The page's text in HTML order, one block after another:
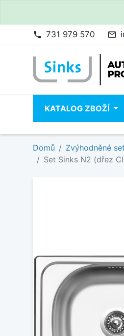
phone 731 979 570 mail_outline
KATALOG ZBOŽÍ
Domů Zvýhodněné
Set Sinks N2 (dřez